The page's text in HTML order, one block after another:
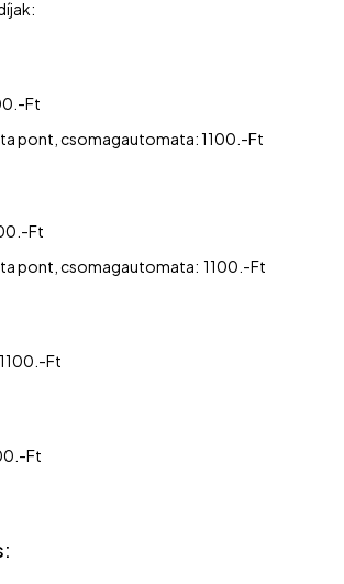
Ft
pont, csomagautomata: 1100.-Ft
Ft
pont, csomagautomata: 1100.-Ft
Ft
Ft